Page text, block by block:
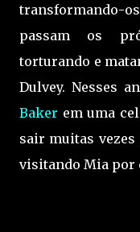
transformando-
passam os
torturando e
Dulvey. Nesses
Baker em uma
sair muitas
visitando Mia por